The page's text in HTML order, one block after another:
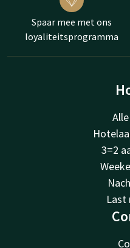
Spaar mee met ons
loyaliteitsprogramma
3=2
Last